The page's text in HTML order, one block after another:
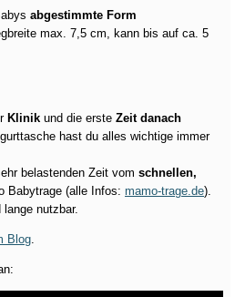
abgestimmte Form
max. 7,5 cm, kann bis auf ca. 5
Klinik und die erste Zeit danach
hast du alles wichtige immer
belastenden Zeit vom schnellen,
Babytrage (alle Infos: mamo-trage.de).
nutzbar.
Blog